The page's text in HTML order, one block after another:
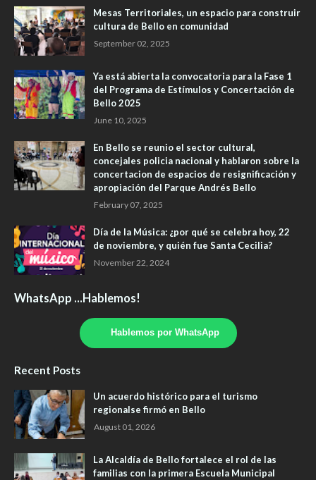
Mesas Territoriales, un espacio para construir
cultura de Bello en comunidad
September 02, 2025
Ya está abierta la convocatoria para la Fase 1
del Programa de Estímulos y Concertación de
Bello 2025
June 10, 2025
En Bello se reunio el sector cultural,
concejales policia nacional y hablaron sobre la
concertacion de espacios de resignificación y
apropiación del Parque Andrés Bello
February 07, 2025
Día de la Música: ¿por qué se celebra hoy, 22
de noviembre, y quién fue Santa Cecilia?
November 22, 2024
WhatsApp ...Hablemos!
Hablemos por WhatsApp
Recent Posts
Un acuerdo histórico para el turismo
regionalse firmó en Bello
August 01, 2026
La Alcaldía de Bello fortalece el rol de las
familias con la primera Escuela Municipal